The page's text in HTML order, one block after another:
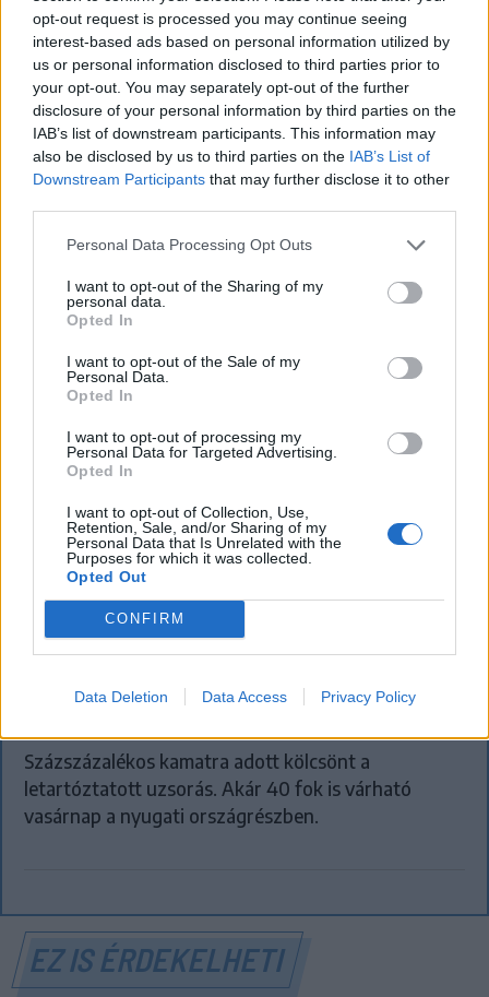
opt-out request is processed you may continue seeing
interest-based ads based on personal information utilized by
us or personal information disclosed to third parties prior to
your opt-out. You may separately opt-out of the further
disclosure of your personal information by third parties on the
IAB’s list of downstream participants. This information may
also be disclosed by us to third parties on the IAB’s List of
Downstream Participants that may further disclose it to other
Personal Data Processing Opt Outs
I want to opt-out of the Sharing of my
personal data.
Opted In
I want to opt-out of the Sale of my
Personal Data.
Opted In
I want to opt-out of processing my
Personal Data for Targeted Advertising.
Opted In
I want to opt-out of Collection, Use,
Retention, Sale, and/or Sharing of my
Personal Data that Is Unrelated with the
Purposes for which it was collected.
Opted Out
CONFIRM
Data Deletion Data Access Privacy Policy
KRÓNIKA
Majka életveszélyes fenyegetés miatt
lemondta erdélyi koncertjét
Majka életveszélyes fenyegetést kapott, és emiatt
lemondta a sepsiszentgyörgyi SIC Fesztre tervezett
koncertjét. Majka ezt szerdán a Facebook-oldalán
jelentette be.
FŐTÉR
Már csak 4-5 napig működhet a jelenlegi
körülmények között a cernavodai
Százszázalékos kamatra adott kölcsönt a
letartóztatott uzsorás. Akár 40 fok is várható
vasárnap a nyugati országrészben.
EZ IS ÉRDEKELHETI